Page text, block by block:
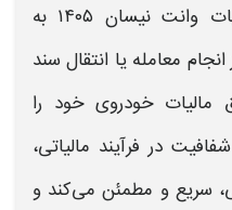
وانت نیسان ۱۴۰۵
به
معامله یا انتقال سند
مالیات خودروی خود را
در فرآیند مالیاتی،
سریع و مطمئن می‌کند و